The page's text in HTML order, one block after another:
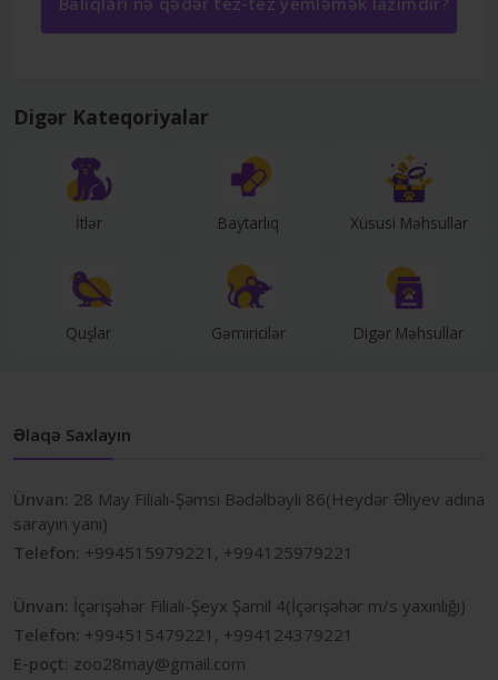
Digər Kateqoriyalar
İtlər Baytarlıq Xüsusi Məhsullar
Quşlar Gəmiricilər Digər Məhsullar
Əlaqə Saxlayın
Ünvan: 28 May Filialı-Şəmsi Bədəlbəyli 86(Heydər Əliyev adına
sarayın yanı)
Telefon: +994515979221, +994125979221
Ünvan: İçərişəhər Filialı-Şeyx Şamil 4(İçərişəhər m/s yaxınlığı)
Telefon: +994515479221, +994124379221
E-poçt: zoo28may@gmail.com